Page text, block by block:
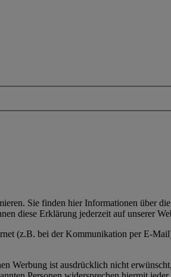
Sie finden hier Informationen über
diese Erklärung jederzeit auf unserer
(z.B. bei der Kommunikation per E-
Werbung ist ausdrücklich nicht